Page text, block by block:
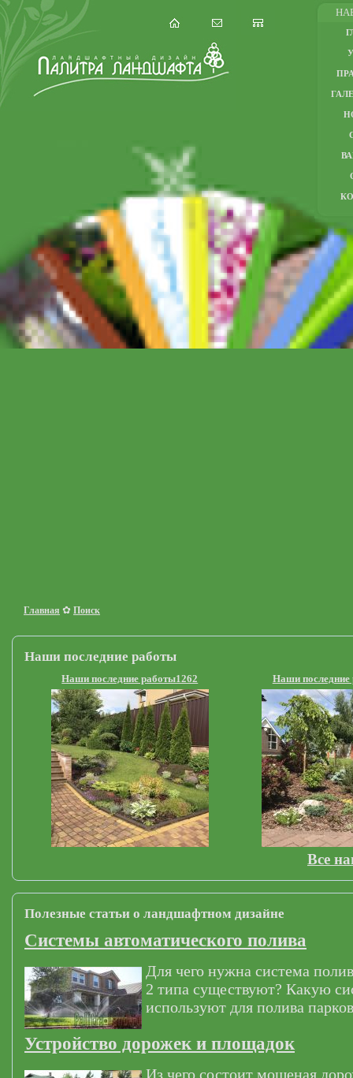
Главная ✿ Поиск
Наши последние работы
Наши последние работы1262 Наши последние
Все
Полезные статьи о ландшафтном дизайне
Системы автоматического полива
Для чего нужна система
2 типа существуют? Какую
используют для полива
Устройство дорожек и площадок
Из чего состоит мощеная